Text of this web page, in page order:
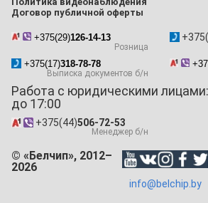
Договор публичной оферты
+375(29)126-14-13
Розница
+375(17)318-78-78
Выписка документов б/н
+375(44)506-72-53
Менеджер б/н
Работа с юридическими
до 17:00
info@belchip.by
© «Белчип», 2012–
2026